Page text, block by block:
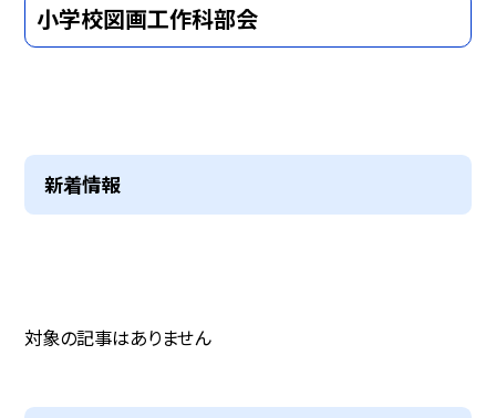
小学校図画工作科部会
新着情報
対象の記事はありません